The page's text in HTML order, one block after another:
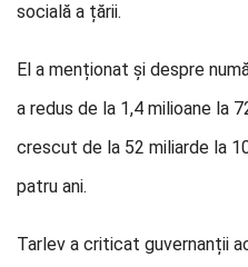
socială a țării.
El a menționat și despre
a redus de la 1,4 milioane la
crescut de la 52 miliarde la
patru ani.
Tarlev a criticat guvernanții